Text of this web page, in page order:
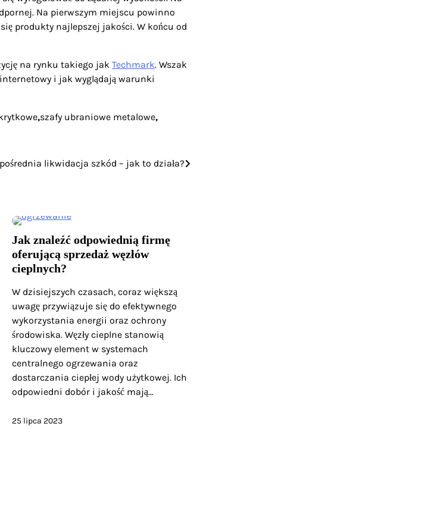
Na pierwszym miejscu powinno
produkty najlepszej jakości. W końcu od
na rynku takiego jak Techmark. Wszak
i jak wyglądają warunki
,szafy ubraniowe metalowe,
likwidacja szkód – jak to działa?
Jak znaleźć odpowiednią firmę
oferującą sprzedaż węzłów
cieplnych?
W dzisiejszych czasach, coraz większą
uwagę przywiązuje się do efektywnego
wykorzystania energii oraz ochrony
środowiska. Węzły cieplne stanowią
kluczowy element w systemach
centralnego ogrzewania oraz
dostarczania ciepłej wody użytkowej. Ich
odpowiedni dobór i jakość mają…
25 lipca 2023